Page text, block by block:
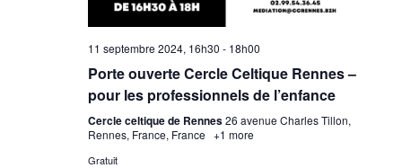
11 septembre 2024, 16h30 - 18h00
Porte ouverte Cercle Celtique Rennes –
pour les professionnels de l’enfance
Cercle celtique de Rennes26 avenue Charles Tillon,
Rennes, France, France +1 more
Gratuit